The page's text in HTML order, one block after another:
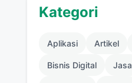
Kategori
Aplikasi Artikel
Bisnis Digital Jasa